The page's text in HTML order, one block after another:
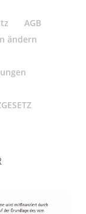
AGB
ändern